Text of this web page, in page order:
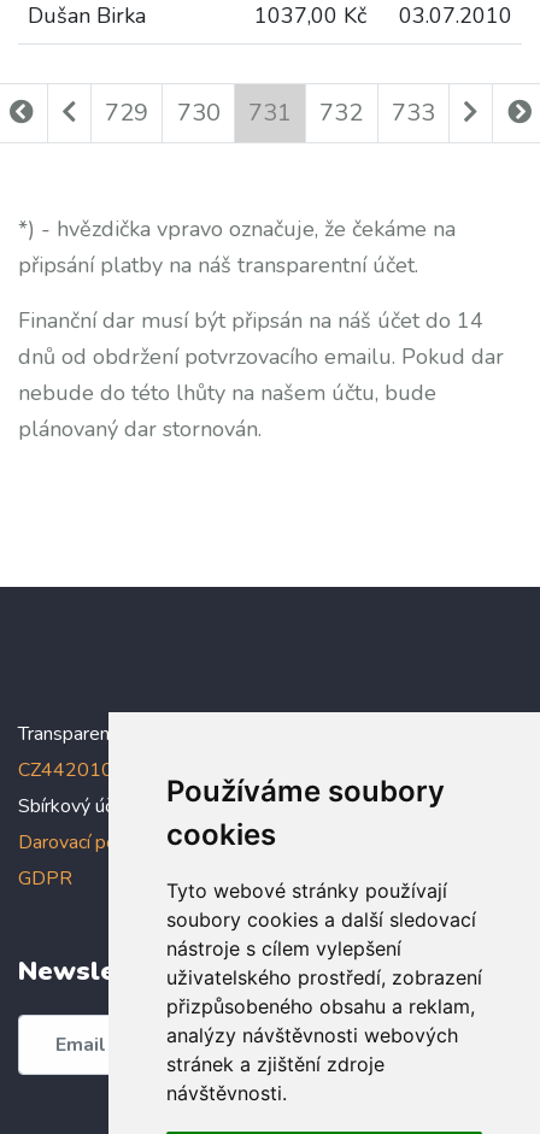
Používáme soubory
cookies
Tyto webové stránky používají
soubory cookies a další sledovací
nástroje s cílem vylepšení
uživatelského prostředí, zobrazení
přizpůsobeného obsahu a reklam,
analýzy návštěvnosti webových
stránek a zjištění zdroje
návštěvnosti.
Dušan Birka
1037,00 Kč 03.07.2010
729 730 731 732 733
*) - hvězdička vpravo označuje, že čekáme na
připsání platby na náš transparentní účet.
Finanční dar musí být připsán na náš účet do 14
dnů od obdržení potvrzovacího emailu. Pokud dar
nebude do této lhůty na našem účtu, bude
plánovaný dar stornován.
Transparentní účet:
CZ4420100000005005005006
Sbírkový účet: 5005005022/2010
Darovací podmínky,Prohlášení o ochraně osobních údajů dle
GDPR
Newsletter
Odebírat